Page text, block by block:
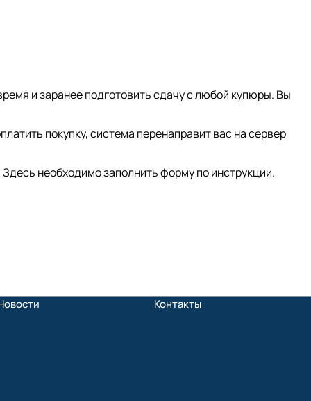
и заранее подготовить сдачу с любой купюры. Вы
покупку, система перенаправит вас на сервер
необходимо заполнить форму по инструкции.
Контакты